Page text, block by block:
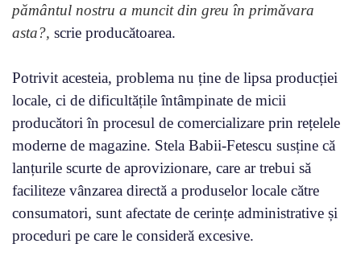
pământul nostru a muncit din greu în primăvara
asta?, scrie producătoarea.
Potrivit acesteia, problema nu ține de lipsa producției
locale, ci de dificultățile întâmpinate de micii
producători în procesul de comercializare prin rețelele
moderne de magazine. Stela Babii-Fetescu susține că
lanțurile scurte de aprovizionare, care ar trebui să
faciliteze vânzarea directă a produselor locale către
consumatori, sunt afectate de cerințe administrative și
proceduri pe care le consideră excesive.